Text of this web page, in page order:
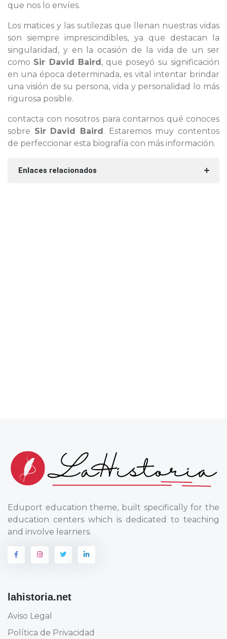
que nos lo envíes.
Los matices y las sutilezas que llenan nuestras vidas
son siempre imprescindibles, ya que destacan la
singularidad, y en la ocasión de la vida de un ser
como Sir David Baird, que poseyó su significación
en una época determinada, es vital intentar brindar
una visión de su persona, vida y personalidad lo más
rigurosa posible.
contacta con nosotros para contarnos qué conoces
sobre Sir David Baird. Estaremos muy contentos
de perfeccionar esta biografía con más información.
Enlaces relacionados
Eduport education theme, built specifically for the
education centers which is dedicated to teaching
and involve learners.
lahistoria.net
Aviso Legal
Política de Privacidad